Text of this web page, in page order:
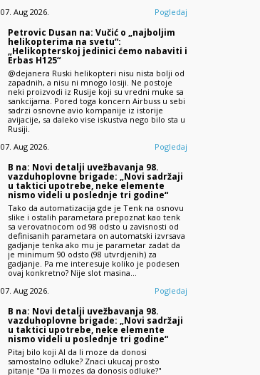
07. Aug 2026.
Pogledaj
Petrovic Dusan na: Vučić o „najboljim
helikopterima na svetu“:
„Helikopterskoj jedinici ćemo nabaviti i
Erbas H125“
@dejanera Ruski helikopteri nisu nista bolji od
zapadnih, a nisu ni mnogo losiji. Ne postoje
neki proizvodi iz Rusije koji su vredni muke sa
sankcijama. Pored toga koncern Airbuss u sebi
sadrzi osnovne avio kompanije iz istorije
avijacije, sa daleko vise iskustva nego bilo sta u
Rusiji.
07. Aug 2026.
Pogledaj
B na: Novi detalji uvežbavanja 98.
vazduhoplovne brigade: „Novi sadržaji
u taktici upotrebe, neke elemente
nismo videli u poslednje tri godine“
Tako da automatizacija gde je Tenk na osnovu
slike i ostalih parametara prepoznat kao tenk
sa verovatnocom od 98 odsto u zavisnosti od
definisanih parametara on automatski izvrsava
gadjanje tenka ako mu je parametar zadat da
je minimum 90 odsto (98 utvrdjenih) za
gadjanje. Pa me interesuje koliko je podesen
ovaj konkretno? Nije slot masina…
07. Aug 2026.
Pogledaj
B na: Novi detalji uvežbavanja 98.
vazduhoplovne brigade: „Novi sadržaji
u taktici upotrebe, neke elemente
nismo videli u poslednje tri godine“
Pitaj bilo koji AI da li moze da donosi
samostalno odluke? Znaci ukucaj prosto
pitanje "Da li mozes da donosis odluke?"